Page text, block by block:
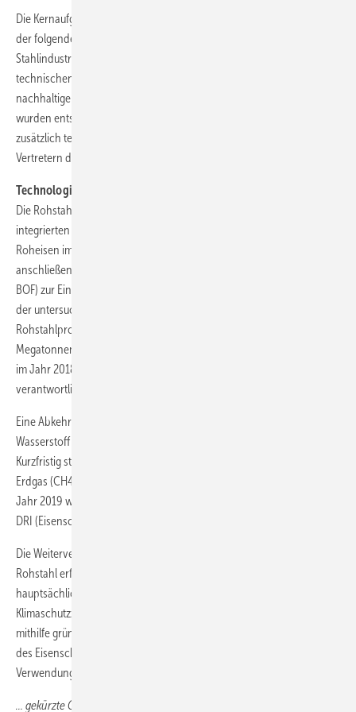
Die Kernaufgabe der Studie bestand in einer detaillierten Diskussion
der folgenden Fragestellungen: Wie kann sich der H2-Bedarf der
Stahlindustrie in Deutschland bis 2045 entwickeln? Was sind die
technischen, ökonomischen und ökologischen Parameter einer
nachhaltigen Rohstahl-Wertschöpfungskette in Deutschland? Hierfür
wurden entsprechende Studien der letzten Jahre ausgewertet und
zusätzlich technisch und strategisch vertiefende Gespräche mit
Vertretern der Fachkommission HySteel geführt.
Technologiepfade für die Stahlherstellung
Die Rohstahlproduktion in Deutschland erfolgt heute mithilfe der
integrierten Stein- bzw. Kokskohle-basierten Erschmelzung von
Roheisen im konventionellen Hochofen (Blast Furnace, BF) mit
anschließender Sauerstoff-Aufblaskonversion (Basic Oxygen Furnace,
BOF) zur Einstellung des Kohlenstoffgehalts. Dabei geht ein Großteil
der untersuchten Studien davon aus, dass die jährliche
Rohstahlproduktion in Deutschland ihr Niveau von etwa 40
Megatonnen (Mt) Rohstahl halten wird. Die Stahlproduktion war damit
im Jahr 2018 für etwa sieben Prozent der deutschen CO2-Emissionen
verantwortlich.
Eine Abkehr von (Koks-)Kohle und der Einsatz von (grünem)
Wasserstoff als Reduktionsmittel sind daher langfristig unumgänglich.
Kurzfristig stellt auch die Direktreduktion von Eisenerz mithilfe von
Erdgas (CH4-DR) eine Option zur THG-Emissions-Reduktion dar. Im
Jahr 2019 wurde so weltweit bereits ein großer Teil der rund 108 Mt
DRI (Eisenschwamm) hergestellt.
Die Weiterverarbeitung des so hergestellten Eisenschwamms zu
Rohstahl erfolgt in geeigneten Schmelzaggregaten (heute
hauptsächlich Elektrolichtbogenöfen, EAF). Um jedoch die
Klimaschutzziele bis 2045 zu erreichen, muss die Rohstahlerzeugung
mithilfe grünen Wasserstoffs (H2-DR) erfolgen, mit Weiterverarbeitung
des Eisenschwamms im elektrischen Lichtbogenofen unter
Verwendung erneuerbaren Stroms.
… gekürzte Online-Version